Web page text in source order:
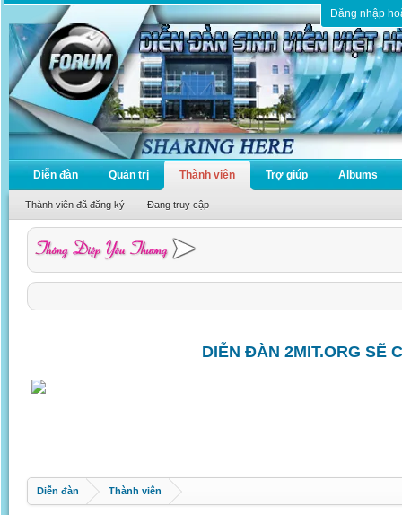
Đăng nhập
Diễn đàn Quản trị Thành viên
Thành viên đã đăng ký Đang truy cập
Trợ giúp Albums
DIỄN ĐÀN 2MIT.ORG SẼ
Diễn đàn Thành viên